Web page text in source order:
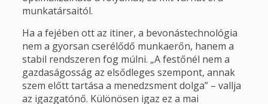
munkatársaitól.
Ha a fejében ott az itiner, a bevonástechnológia
nem a gyorsan cserélődő munkaerőn, hanem a
stabil rendszeren fog múlni. „A festőnél nem a
gazdaságosság az elsődleges szempont, annak
szem előtt tartása a menedzsment dolga” – vallja
az igazgatónő. Különösen igaz ez a mai